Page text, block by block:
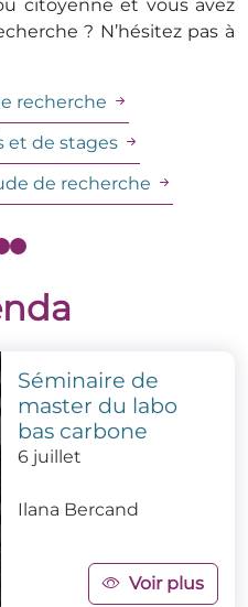
citoyenne et vous avez
? N’hésitez pas à
recherche
et de stages
de recherche
Séminaire de
master du labo
bas carbone
6 juillet
Ilana Bercand
Voir plus